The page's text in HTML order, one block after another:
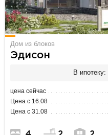
Дом из блоков
Эдисон
В ипотеку:
цена сейчас
Цена с 16.08
Цена с 31.08